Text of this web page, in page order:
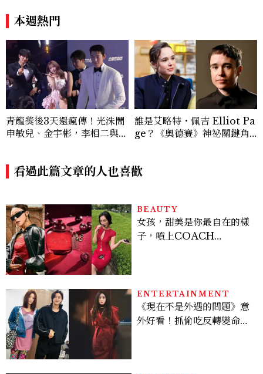
本週熱門
青龍獎後3天還瘋傳！光洙鬧
申敏兒、金宇彬，李相二與金
個你可能錯過的漏網鏡頭
誰是艾略特・佩吉 Elliot Pa
ge？《奧德賽》神祕關鍵角
事
看過此篇文章的人也喜歡
BEAUTY
女孩，甜美是你最自在的樣
子，噴上COACH
ENTERTAINMENT
《現在不是外遇的問題》意
外好看！抓偷吃反轉變命